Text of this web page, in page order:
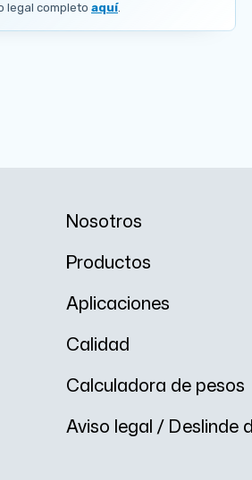
legal completo aquí.
Nosotros
Productos
Aplicaciones
Calidad
Calculadora de pesos
Aviso legal / Deslinde